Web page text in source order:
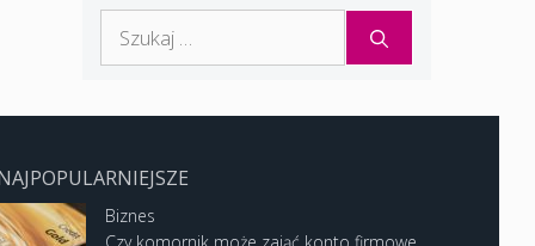
Biznes